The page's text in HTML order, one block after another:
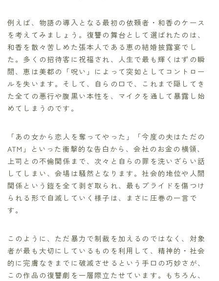
例えば、物語の導入となる最初の依頼者・和香のケース
を考えてみましょう。復讐の舞台として選ばれたのは、
和香を散々苦しめた張本人である恵の結婚披露宴でし
た。多くの招待客に祝福され、人生で最も輝くはずの瞬
間、恵は美都の「呪い」によって突如としてコントロー
ルを失います。そして、自らの口で、これまで隠してき
た全ての悪行や腹黒い本性を、マイクを通して暴露し始
めてしまうのです。
「あの女から恋人を奪ってやった」「今度の夫はただの
ATM」といった衝撃的な告白から、会社のお金の横領、
上司との不倫関係まで、次々と自らの罪を洗いざらい話
してしまい、会場は騒然となります。社会的地位や人間
関係という鎧を全て剥ぎ取られ、最もプライドを傷つけ
られる形で自滅していく様子は、まさに圧巻の一言で
す。
このように、ただ暴力で制裁を加えるのではなく、対象
者が最も大切にしているものを利用して、精神的・社会
的に完膚なきまでに破滅させるという手口の巧妙さが、
この作品の復讐劇を一層際立たせています。もちろん、